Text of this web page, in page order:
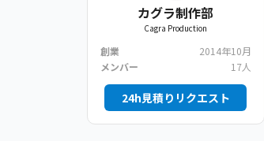
カグラ制作部
Cagra Production
創業
2014年10月
メンバー
17人
24h見積りリクエスト